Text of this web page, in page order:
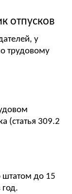
отпусков
у
трудовому
(статья 309.2
до 15